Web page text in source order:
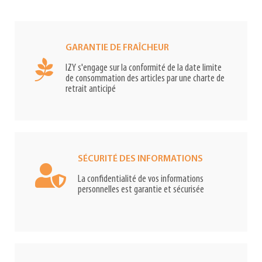
GARANTIE DE FRAÎCHEUR
IZY s'engage sur la conformité de la date limite
de consommation des articles par une charte de
retrait anticipé
SÉCURITÉ DES INFORMATIONS
La confidentialité de vos informations
personnelles est garantie et sécurisée